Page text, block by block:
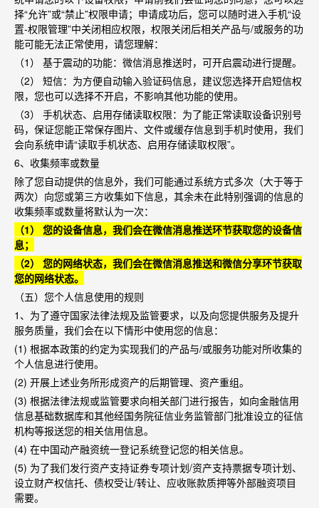
择“允许”或“禁止”权限申请；申请成功后，您可以随时进入手机“设
置-权限管理”中关闭相应权限，权限关闭后相关产品与/或服务的功
能可能无法正常使用，请您理解：
（1） 基于震动的功能：微信消息推送时，可开启震动进行提醒。
（2） 短信：为方便自动输入验证码信息，建议您选择开启短信权
限，您也可以选择不开启，不影响其他功能的使用。
（3） 手机状态、启用存储读取权限：为了能正常读取设备识别号
码，保证您能正常保存图片、文件或缓存信息到手机时使用，我们
会向系统申请“读取手机状态、启用存储读取权限”。
6、收集频率或数量
除了您自动提供的信息外，我们可能通过系统方式多次（大于等于
两次）向您或第三方收集如下信息，其余未在此特别强调的信息的
收集频率或数量将默认为一次：
（1） 您的设备信息，我们会在微信消息推送环节获取您的设备信
息；
（2） 您的网络状态，我们会在微信消息推送和微信分享环节获取
您的网络状态。
（五）您个人信息使用的规则
1 、为了遵守国家法律法规及监管要求，以及向您提供服务及提升
服务质量，我们会在以下情形中使用您的信息：
(1) 根据本政策的约定为实现我们的产品与/或服务功能对所收集的
个人信息进行使用。
(2) 开展上述业务所形成资产的后期管理、资产重组。
(3) 根据法律法规或监管要求向相关部门进行报告，如向金融信用
信息基础数据库和其他经国务院征信业务监管部门批准设立的征信
机构等报送您的相关信用信息。
(4) 在中国动产融资统一登记系统登记您的相关信息。
(5) 为了我们发行资产支持证券专项计划/资产支持票据专项计划、
设立财产权信托、债权受让/转让、应收账款质押等外部融资项目
需要。